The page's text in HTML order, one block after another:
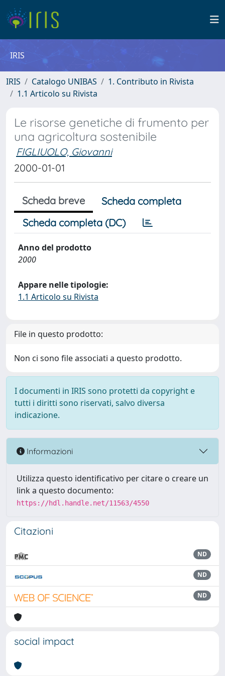
IRIS
IRIS Catalogo UNIBAS
1. Contributo in Rivista
1.1 Articolo su Rivista
Le risorse genetiche di frumento per
una agricoltura sostenibile
FIGLIUOLO, Giovanni
2000-01-01
Scheda breve
Scheda completa
Scheda completa (DC)
Anno del prodotto
2000
Appare nelle tipologie:
1.1 Articolo su Rivista
File in questo prodotto:
Non ci sono file associati a questo prodotto.
I documenti in IRIS sono protetti da copyright e
tutti i diritti sono riservati, salvo diversa
indicazione.
Informazioni
Utilizza questo identificativo per citare o creare un
link a questo documento:
https://hdl.handle.net/11563/4550
Citazioni
ND
ND
ND
social impact